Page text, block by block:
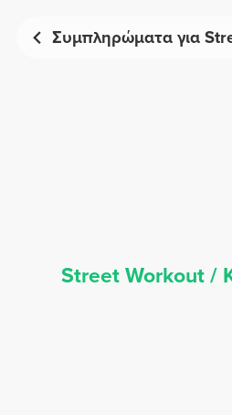
Street Workout /